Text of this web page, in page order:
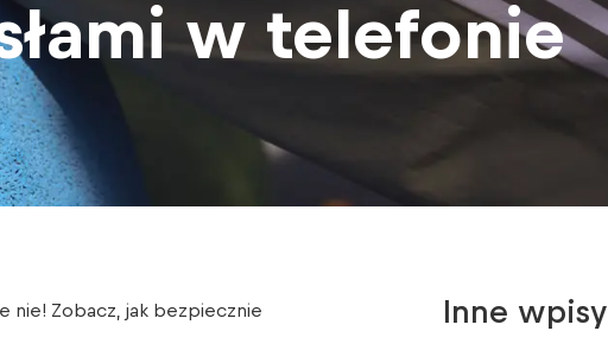
w telefonie
nie! Zobacz, jak bezpiecznie
Inne wpisy